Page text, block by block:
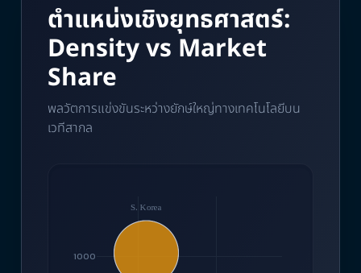
ตำแหน่งเชิงยุทธศาสตร์:
Density vs Market
Share
พลวัตการแข่งขันระหว่างยักษ์ใหญ่ทางเทคโนโลยีบน
เวทีสากล
1000